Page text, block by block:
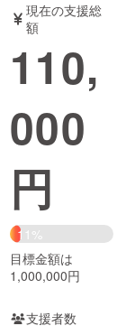
書籍・雑誌
チャレンジ
Creation
コミュニティ
現在の支援総
額
110,
000
円
11%
目標金額は
1,000,000円
支援者数